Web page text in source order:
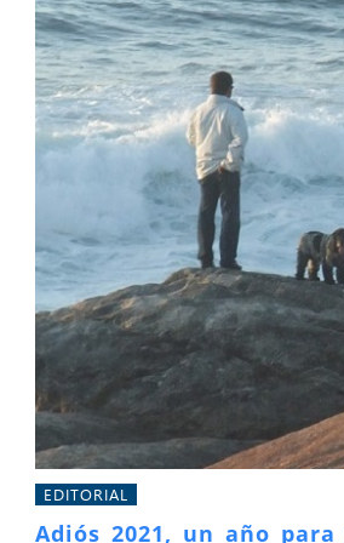
EDITORIAL
Adiós 2021, un año